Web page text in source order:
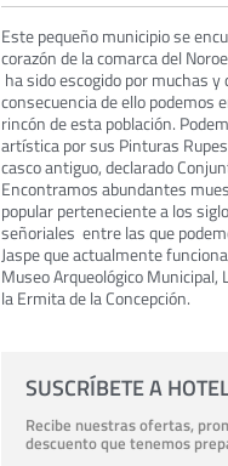
Este pequeño municipio se
corazón de la comarca del
ha sido escogido por muchas
consecuencia de ello podemos
rincón de esta población.
artística por sus Pinturas
casco antiguo, declarado
Encontramos abundantes
popular perteneciente a los
señoriales entre las que
Jaspe que actualmente
Museo Arqueológico Municipal,
la Ermita de la Concepción.
SUSCRÍBETE A
Recibe nuestras ofertas,
descuento que tenemos